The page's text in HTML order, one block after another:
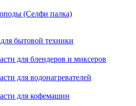
(Селфи палка)
бытовой техники
для блендеров и миксеров
для водонагревателей
для кофемашин